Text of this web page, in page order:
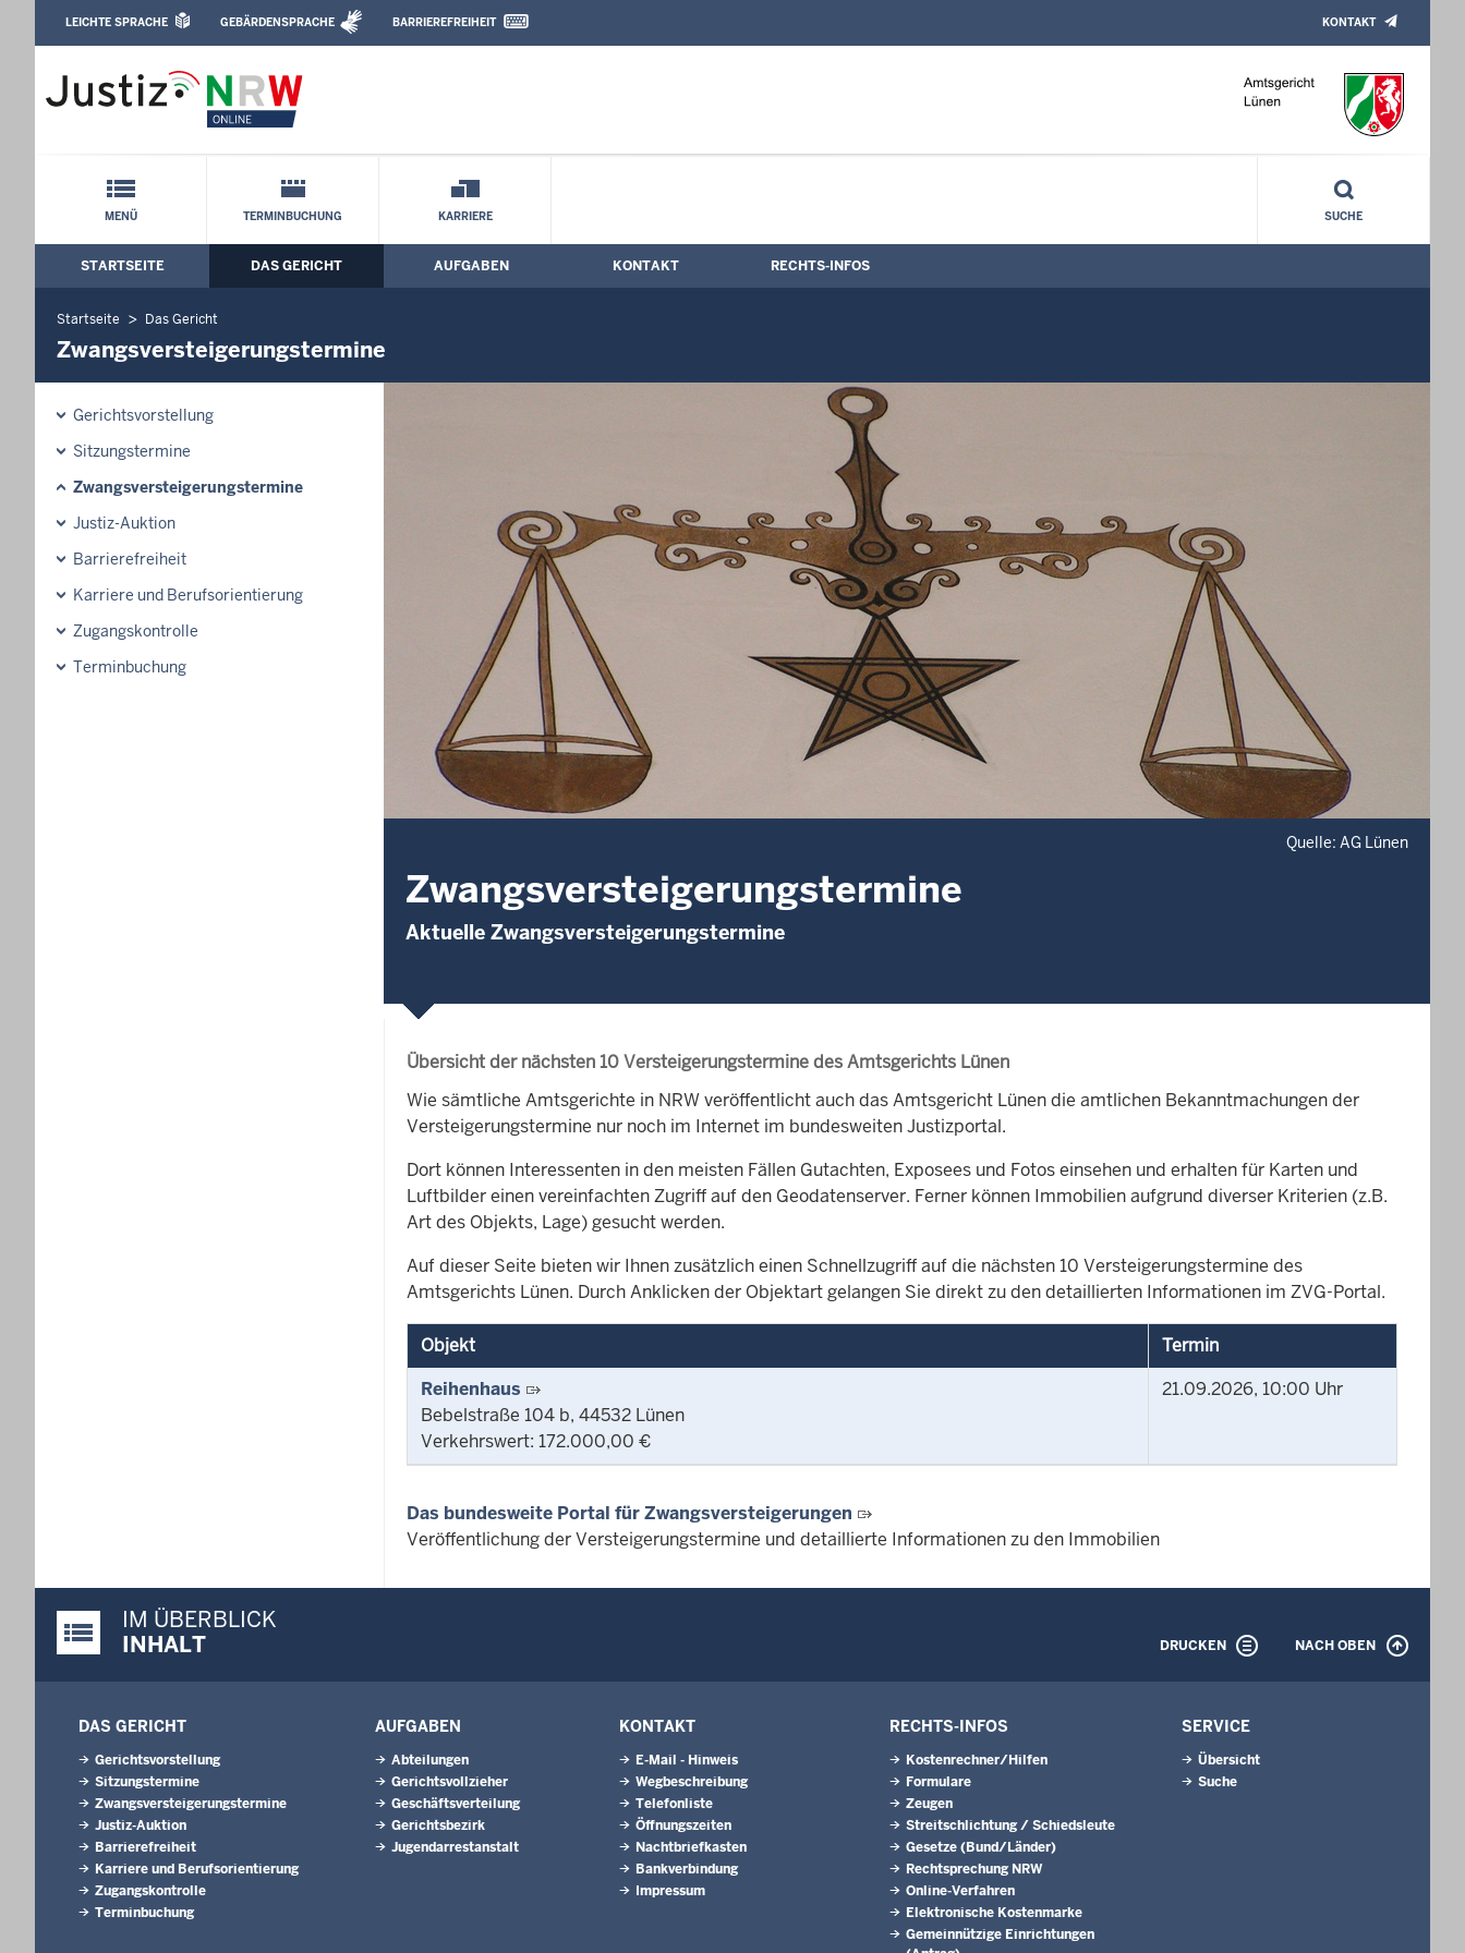
Amtsgericht Lünen: Zwangsversteigerungstermine
Leichte Sprache, Gebärdensprachenvideo und Kontaktformular
LEICHTE SPRACHE GEBÄRDENSPRACHE BARRIEREFREIHEIT KONTAKT
Schnellnavigation mit Volltext-Suche
MENÜ TERMINBUCHUNG KARRIERE SUCHE
Hauptmenü: Hauptnavigation
STARTSEITE DAS GERICHT AUFGABEN KONTAKT RECHTS-INFOS
Startseite Das Gericht
Zwangsversteigerungstermine
Gerichtsvorstellung
Sitzungstermine
Zwangsversteigerungstermine
Justiz-Auktion
Barrierefreiheit
Karriere und Berufsorientierung
Zugangskontrolle
Terminbuchung
Quelle: AG Lünen
Zwangsversteigerungstermine
Aktuelle Zwangsversteigerungstermine
Übersicht der nächsten 10 Versteigerungstermine des Amtsgerichts Lünen
Wie sämtliche Amtsgerichte in NRW veröffentlicht auch das Amtsgericht Lünen die amtlichen Bekanntmachungen der
Versteigerungstermine nur noch im Internet im bundesweiten Justizportal.
Dort können Interessenten in den meisten Fällen Gutachten, Exposees und Fotos einsehen und erhalten für Karten und
Luftbilder einen vereinfachten Zugriff auf den Geodatenserver. Ferner können Immobilien aufgrund diverser Kriterien (z.B.
Art des Objekts, Lage) gesucht werden.
Auf dieser Seite bieten wir Ihnen zusätzlich einen Schnellzugriff auf die nächsten 10 Versteigerungstermine des
Amtsgerichts Lünen. Durch Anklicken der Objektart gelangen Sie direkt zu den detaillierten Informationen im ZVG-Portal.
Objekt
Termin
Reihenhaus
Bebelstraße 104 b, 44532 Lünen
Verkehrswert: 172.000,00 €
21.09.2026, 10:00 Uhr
Das bundesweite Portal für Zwangsversteigerungen
Veröffentlichung der Versteigerungstermine und detaillierte Informationen zu den Immobilien
Justiz-Portal im Überblick:
IM ÜBERBLICK
INHALT
DRUCKEN NACH OBEN
DAS GERICHT
Gerichtsvorstellung
Sitzungstermine
Zwangsversteigerungstermine
Justiz-Auktion
Barrierefreiheit
Karriere und Berufsorientierung
Zugangskontrolle
Terminbuchung
AUFGABEN
Abteilungen
Gerichtsvollzieher
Geschäftsverteilung
Gerichtsbezirk
Jugendarrestanstalt
KONTAKT
E-Mail - Hinweis
Wegbeschreibung
Telefonliste
Öffnungszeiten
Nachtbriefkasten
Bankverbindung
Impressum
RECHTS-INFOS
Kostenrechner/Hilfen
Formulare
Zeugen
Streitschlichtung / Schiedsleute
Gesetze (Bund/Länder)
Rechtsprechung NRW
Online-Verfahren
Elektronische Kostenmarke
Gemeinnützige Einrichtungen
SERVICE
Übersicht
Suche